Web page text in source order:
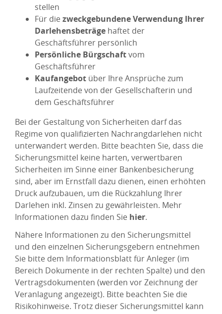
stellen
Für die zweckgebundene Verwendung Ihrer
Darlehensbeträge haftet der
Geschäftsführer persönlich
Persönliche Bürgschaftvom
Geschäftsführer
Kaufangebot über Ihre Ansprüche zum
Laufzeitende von der Gesellschafterin und
dem Geschäftsführer
Bei der Gestaltung von Sicherheiten darf das
Regime von qualifizierten Nachrangdarlehen nicht
unterwandert werden. Bitte beachten Sie, dass die
Sicherungsmittel keine harten, verwertbaren
Sicherheiten im Sinne einer Bankenbesicherung
sind, aber im Ernstfall dazu dienen, einen erhöhten
Druck aufzubauen, um die Rückzahlung Ihrer
Darlehen inkl. Zinsen zu gewährleisten. Mehr
Informationen dazu finden Sie hier.
Nähere Informationen zu den Sicherungsmittel
und den einzelnen Sicherungsgebern entnehmen
Sie bitte dem Informationsblatt für Anleger (im
Bereich Dokumente in der rechten Spalte) und den
Vertragsdokumenten (werden vor Zeichnung der
Veranlagung angezeigt). Bitte beachten Sie die
Risikohinweise. Trotz dieser Sicherungsmittel kann